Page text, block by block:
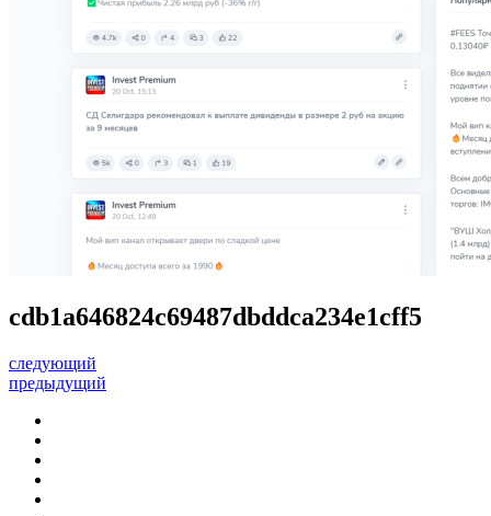
cdb1a646824c69487dbddca234e1cff5
следующий
предыдущий